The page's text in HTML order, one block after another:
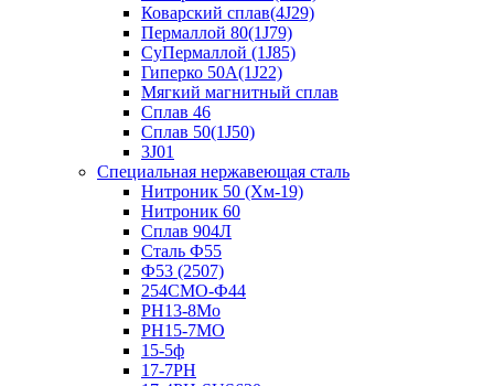
Коварский сплав(4J29)
Пермаллой 80(1J79)
СуПермаллой (1J85)
Гиперко 50А(1J22)
Мягкий магнитный сплав
Сплав 46
Сплав 50(1J50)
3J01
Специальная нержавеющая сталь
Нитроник 50 (Хм-19)
Нитроник 60
Сплав 904Л
Сталь Ф55
Ф53 (2507)
254СМО-Ф44
PH13-8Mo
РН15-7МО
15-5ф
17-7PH